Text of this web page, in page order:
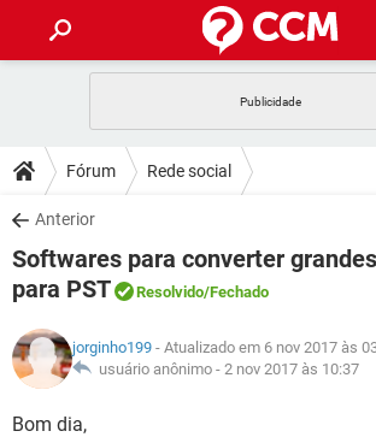
CELULAR
OUTLOOK
INSTAGRAM GMAIL
GUIA DE COMPRAS
DICAS
JOGOS
OUTLOOK
GUIA DE COMPRAS
DOWNLOADS
JOGOS WHATSAPP
CELULAR
OUTLOOK EXCEL
INSTAGRAM
GUIA DE COMPRAS
FÓRUM
CELULAR FACEBOOK
GLOSSÁRIO
JOGOS
CELULAR
Fórum Rede social
Anterior
Softwares para converter
para PST
Resolvido/Fechado
jorginho199 - Atualizado em 6 nov 2017 às
usuário anônimo - 2 nov 2017 às 10:37
Bom dia,